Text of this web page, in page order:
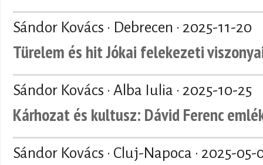
Sándor Kovács · Debrecen · 2025-11-20
Türelem és hit Jókai felekezeti
Sándor Kovács · Alba Iulia · 2025-10-25
Kárhozat és kultusz: Dávid Ferenc
Sándor Kovács · Cluj-Napoca · 2025-05-